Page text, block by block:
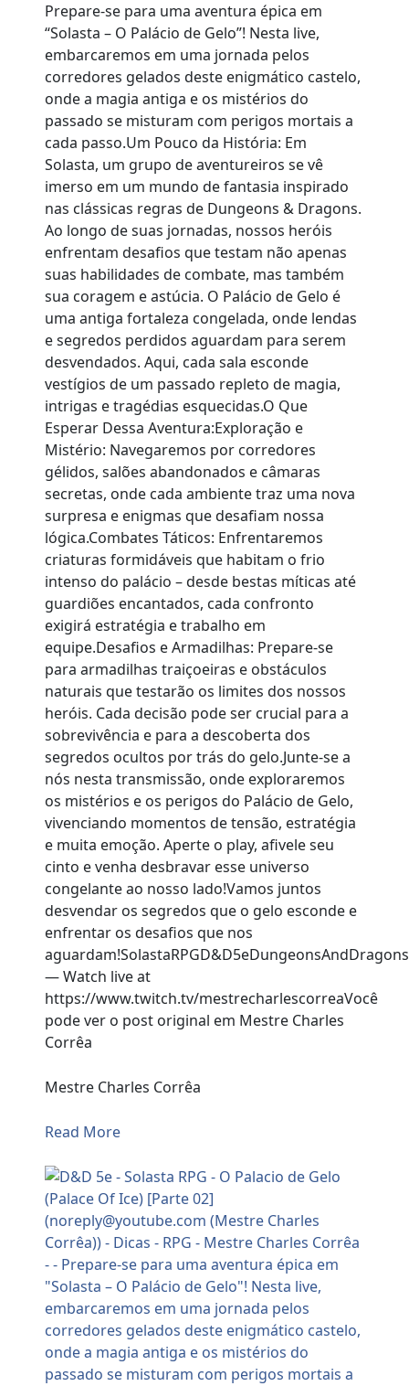
Prepare-se para uma aventura épica em
“Solasta – O Palácio de Gelo”! Nesta live,
embarcaremos em uma jornada pelos
corredores gelados deste enigmático castelo,
onde a magia antiga e os mistérios do
passado se misturam com perigos mortais a
cada passo.Um Pouco da História: Em
Solasta, um grupo de aventureiros se vê
imerso em um mundo de fantasia inspirado
nas clássicas regras de Dungeons & Dragons.
Ao longo de suas jornadas, nossos heróis
enfrentam desafios que testam não apenas
suas habilidades de combate, mas também
sua coragem e astúcia. O Palácio de Gelo é
uma antiga fortaleza congelada, onde lendas
e segredos perdidos aguardam para serem
desvendados. Aqui, cada sala esconde
vestígios de um passado repleto de magia,
intrigas e tragédias esquecidas.O Que
Esperar Dessa Aventura:Exploração e
Mistério: Navegaremos por corredores
gélidos, salões abandonados e câmaras
secretas, onde cada ambiente traz uma nova
surpresa e enigmas que desafiam nossa
lógica.Combates Táticos: Enfrentaremos
criaturas formidáveis que habitam o frio
intenso do palácio – desde bestas míticas até
guardiões encantados, cada confronto
exigirá estratégia e trabalho em
equipe.Desafios e Armadilhas: Prepare-se
para armadilhas traiçoeiras e obstáculos
naturais que testarão os limites dos nossos
heróis. Cada decisão pode ser crucial para a
sobrevivência e para a descoberta dos
segredos ocultos por trás do gelo.Junte-se a
nós nesta transmissão, onde exploraremos
os mistérios e os perigos do Palácio de Gelo,
vivenciando momentos de tensão, estratégia
e muita emoção. Aperte o play, afivele seu
cinto e venha desbravar esse universo
congelante ao nosso lado!Vamos juntos
desvendar os segredos que o gelo esconde e
enfrentar os desafios que nos
— Watch live at
https://www.twitch.tv/mestrecharlescorreaVocê
pode ver o post original em Mestre Charles
Corrêa
Mestre Charles Corrêa
Read More